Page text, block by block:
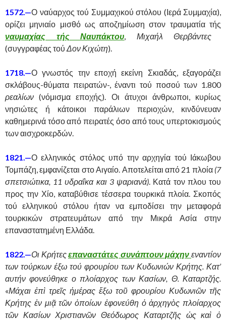
1572.—Ο ναύαρχος τού Συμμαχικού στόλου (Ιερά Συμμαχία),
ορίζει μηνιαίο μισθό ως αποζημίωση στον τραυματία τής
ναυμαχίας τής Ναυπάκτου, Μιχαήλ Θερβάντες
(συγγραφέας τού Δον Κιχώτη).
1718.—Ο γνωστός την εποχή εκείνη Σκιαδάς, εξαγοράζει
σκλάβους-θύματα πειρατών-, έναντι τού ποσού των 1.800
ρεαλίων (νόμισμα εποχής). Οι άτυχοι άνθρωποι, κυρίως
νησιώτες ή κάτοικοι παράλιων περιοχών, κινδύνευαν
καθημερινά τόσο από πειρατές όσο από τους υπερτοκισμούς
των αισχροκερδών.
1821.—Ο ελληνικός στόλος υπό την αρχηγία τού Ιάκωβου
Τομπάζη, εμφανίζεται στο Αιγαίο. Αποτελείται από 21 πλοία(7
σπετσιώτικα, 11 υδραΐκα και 3 ψαριανά). Κατά τον πλου του
προς την Χίο, καταβύθισε τέσσερα τουρκικά πλοία. Σκοπός
τού ελληνικού στόλου ήταν να εμποδίσει την μεταφορά
τουρκικών στρατευμάτων από την Μικρά Ασία στην
επαναστατημένη Ελλάδα.
1822.—Οι Κρήτεςεπαναστάτες συνάπτουν μάχην εναντίον
των τούρκων έξω τού φρουρίου των Κυδωνιών Κρήτης. Κατ’
αυτήν φονεύθηκε ο πλοίαρχος των Κασίων, Θ. Καταρτζής.
«Μάχαι ἐπὶ τρεῖς ἡμέρας ἔξω τοῦ φρουρίου Κυδωνιῶν τῆς
Κρήτης ἐν μιᾷ τῶν ὁποίων ἐφονεύθη ὁ ἀρχηγὸς πλοίαρχος
τῶν Κασίων Χριστιανῶν Θεόδωρος Καταρτζῆς ὡς καὶ ὁ